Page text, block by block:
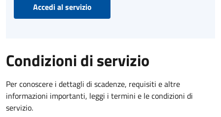
Accedi al servizio
Condizioni di servizio
Per conoscere i dettagli di scadenze, requisiti e altre
informazioni importanti, leggi i termini e le condizioni di
servizio.